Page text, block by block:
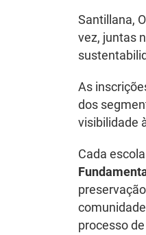
Santillana,
vez, juntas
As
dos
visibilidade
Cada
processo